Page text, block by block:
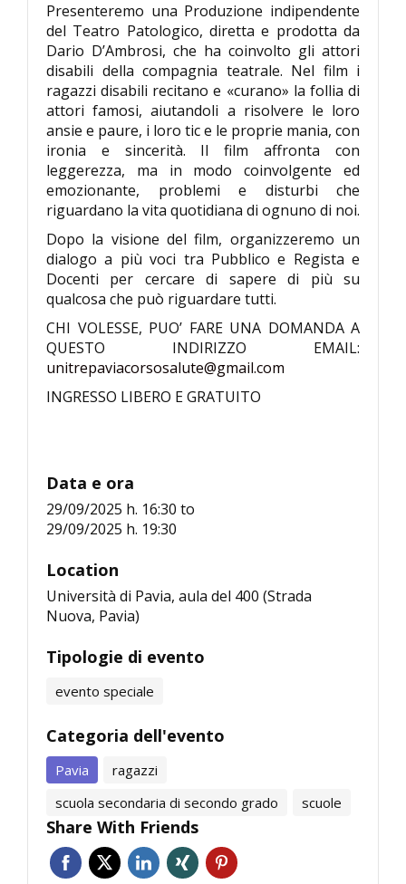
Presenteremo una Produzione indipendente
del Teatro Patologico, diretta e prodotta da
Dario D’Ambrosi, che ha coinvolto gli attori
disabili della compagnia teatrale. Nel film i
ragazzi disabili recitano e «curano» la follia di
attori famosi, aiutandoli a risolvere le loro
ansie e paure, i loro tic e le proprie mania, con
ironia e sincerità. Il film affronta con
leggerezza, ma in modo coinvolgente ed
emozionante, problemi e disturbi che
riguardano la vita quotidiana di ognuno di noi.
Dopo la visione del film, organizzeremo un
dialogo a più voci tra Pubblico e Regista e
Docenti per cercare di sapere di più su
qualcosa che può riguardare tutti.
CHI VOLESSE, PUO’ FARE UNA DOMANDA A
QUESTO INDIRIZZO EMAIL:
unitrepaviacorsosalute@gmail.com
INGRESSO LIBERO E GRATUITO
Data e ora
29/09/2025 h. 16:30 to
29/09/2025 h. 19:30
Location
Università di Pavia, aula del 400 (Strada
Nuova, Pavia)
Tipologie di evento
evento speciale
Categoria dell'evento
Pavia
ragazzi
scuola secondaria di secondo grado
scuole
Share With Friends